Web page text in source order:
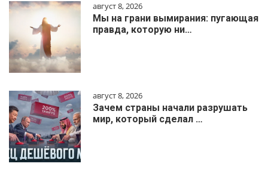
август 8, 2026
Мы на грани вымирания: пугающая
правда, которую ни…
август 8, 2026
Зачем страны начали разрушать
мир, который сделал …